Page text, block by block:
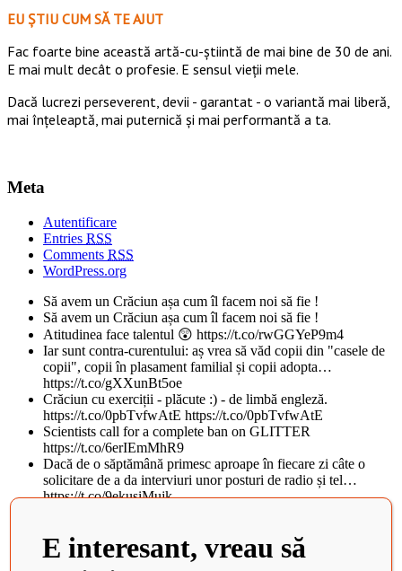
EU ȘTIU CUM SĂ TE AJUT
Fac foarte bine această artă-cu-știintă de mai bine de 30 de ani.
E mai mult decât o profesie. E sensul vieții mele.
Dacă lucrezi perseverent, devii - garantat - o variantă mai liberă,
mai înțeleaptă, mai puternică și mai performantă a ta.
Meta
Autentificare
Entries RSS
Comments RSS
WordPress.org
Să avem un Crăciun așa cum îl facem noi să fie !
Să avem un Crăciun așa cum îl facem noi să fie !
Atitudinea face talentul 😲 https://t.co/rwGGYeP9m4
Iar sunt contra-curentului: aș vrea să văd copii din "casele de
copii", copii în plasament familial și copii adopta…
https://t.co/gXXunBt5oe
Crăciun cu exerciții - plăcute :) - de limbă engleză.
https://t.co/0pbTvfwAtE https://t.co/0pbTvfwAtE
Scientists call for a complete ban on GLITTER
https://t.co/6erIEmMhR9
Dacă de o săptămână primesc aproape în fiecare zi câte o
solicitare de a da interviuri unor posturi de radio și tel…
https://t.co/9ekusiMujk
https://t.co/tObCifkj49
Zaha Hadid Architects Completes China’s Newest Cultural
E interesant, vreau să